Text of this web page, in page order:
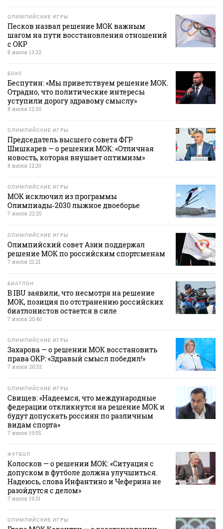
ОЛИМПИЙСКИЕ ИГРЫ
Песков назвал решение МОК важным
шагом на пути восстановления отношений
с ОКР
8 июля 13:32
БОКС
Беспутин: «Мы приветствуем решение МОК.
Отрадно, что политические интересы
уступили дорогу здравому смыслу»
8 июля 12:30
ОЛИМПИЙСКИЕ ИГРЫ
Председатель высшего совета ФГР
Шишкарев — о решении МОК: «Отличная
новость, которая внушает оптимизм»
8 июля 12:20
ОЛИМПИЙСКИЕ ИГРЫ
МОК исключил из программы
Олимпиады‑2030 лыжное двоеборье
7 июля 22:25
ОЛИМПИЙСКИЕ ИГРЫ
Олимпийский совет Азии поддержал
решение МОК по российским спортсменам
7 июля 21:21
БИАТЛОН
В IBU заявили, что несмотря на решение
МОК, позиция по отстранению российских
биатлонистов остается в силе
7 июля 20:40
ОЛИМПИЙСКИЕ ИГРЫ
Захарова — о решении МОК восстановить
права ОКР: «Здравый смысл победил!»
7 июля 20:32
ОЛИМПИЙСКИЕ ИГРЫ
Свищев: «Надеемся, что международные
федерации откликнутся на решение МОК и
будут допускать россиян по различным
видам спорта»
7 июля 19:55
ФУТБОЛ
Колосков — о решении МОК: «Ситуация с
допуском в футболе должна улучшиться.
Надеюсь, слова Инфантино и Чеферина не
разойдутся с делом»
7 июля 19:31
ОЛИМПИЙСКИЕ ИГРЫ